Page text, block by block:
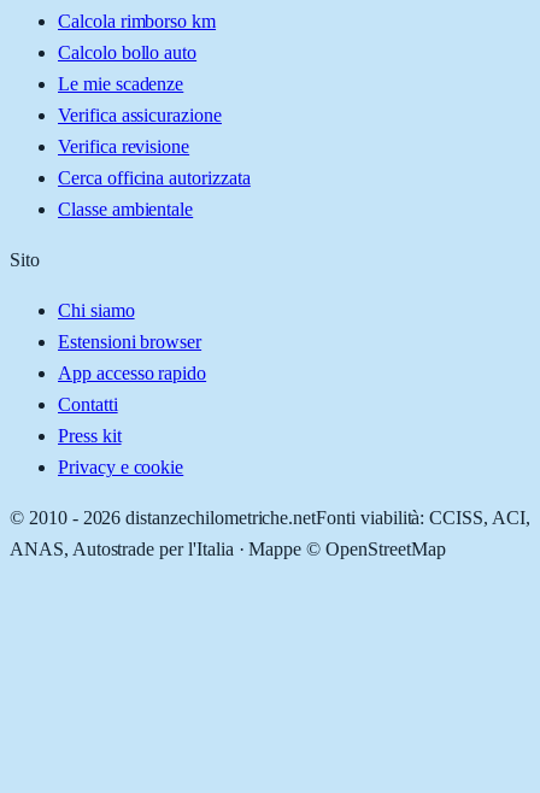
Calcola rimborso km
Calcolo bollo auto
Le mie scadenze
Verifica assicurazione
Verifica revisione
Cerca officina autorizzata
Classe ambientale
Sito
Chi siamo
Estensioni browser
App accesso rapido
Contatti
Press kit
Privacy e cookie
© 2010 - 2026 distanzechilometriche.netFonti viabilità: CCISS, ACI,
ANAS, Autostrade per l'Italia · Mappe © OpenStreetMap